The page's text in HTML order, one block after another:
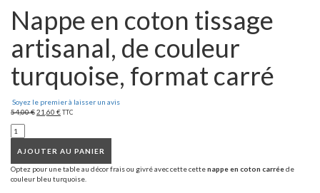
Nappe en coton tissage
artisanal, de couleur
turquoise, format carré
Soyez le premier à laisser un avis
54,00€21,60 € TTC
AJOUTER AU PANIER
Optez pour une table au décor frais ou givré avec cette cettenappe en coton carréede
couleur bleu turquoise.